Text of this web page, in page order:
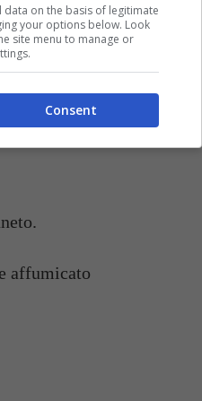
e
di limone
affumicato
on the basis of legitimate
your options below. Look
site menu to manage or
Consent